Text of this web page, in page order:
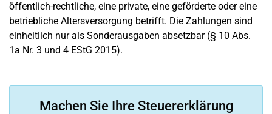
öffentlich-rechtliche, eine private, eine geförderte oder eine
betriebliche Altersversorgung betrifft. Die Zahlungen sind
einheitlich nur als Sonderausgaben absetzbar (§ 10 Abs.
1a Nr. 3 und 4 EStG 2015).
Machen Sie Ihre Steuererklärung